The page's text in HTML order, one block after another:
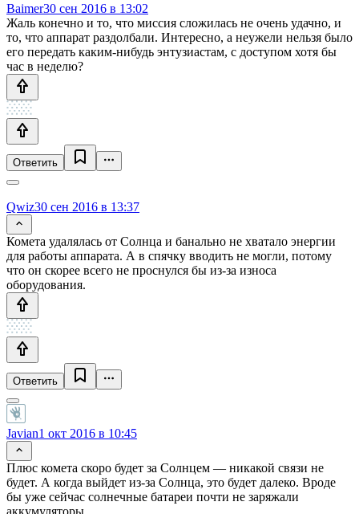
Baimer30 сен 2016 в 13:02
Жаль конечно и то, что миссия сложилась не очень удачно, и
то, что аппарат раздолбали. Интересно, а неужели нельзя было
его передать каким-нибудь энтузиастам, с доступом хотя бы
час в неделю?
Ответить
Qwiz30 сен 2016 в 13:37
Комета удалялась от Солнца и банально не хватало энергии
для работы аппарата. А в спячку вводить не могли, потому
что он скорее всего не проснулся бы из-за износа
оборудования.
Ответить
Javian1 окт 2016 в 10:45
Плюс комета скоро будет за Солнцем — никакой связи не
будет. А когда выйдет из-за Солнца, это будет далеко. Вроде
бы уже сейчас солнечные батареи почти не заряжали
аккумуляторы.